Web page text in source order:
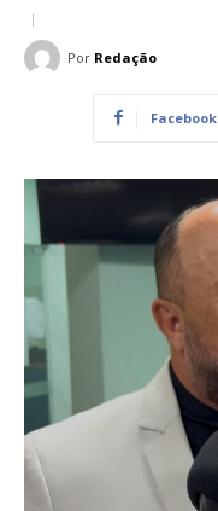
Por Redação
Facebook